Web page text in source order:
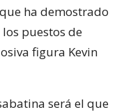
ha demostrado
puestos de
figura Kevin
será el que